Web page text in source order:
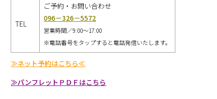
TEL
ご予約・お問い合わせ
096－326－5572
営業時間／9:00～17:00
※電話番号をタップすると電話発信いたします。
≫ネット予約はこちら≪
≫パンフレットＰＤＦはこちら